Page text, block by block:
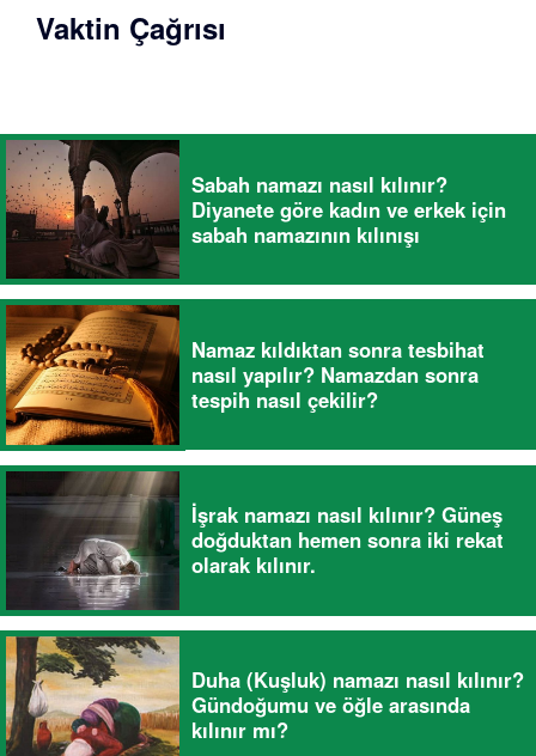
Vaktin Çağrısı
Sabah namazı nasıl kılınır?
Diyanete göre kadın ve erkek için
sabah namazının kılınışı
Namaz kıldıktan sonra tesbihat
nasıl yapılır? Namazdan sonra
tespih nasıl çekilir?
İşrak namazı nasıl kılınır? Güneş
doğduktan hemen sonra iki rekat
olarak kılınır.
Duha (Kuşluk) namazı nasıl kılınır?
Gündoğumu ve öğle arasında
kılınır mı?